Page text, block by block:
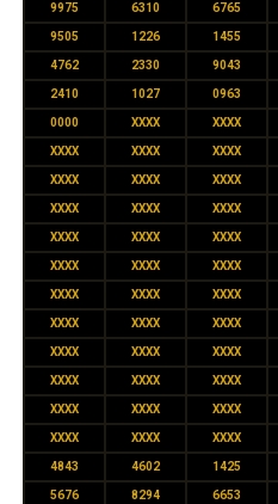
9975 6310 6765
9505 1226 1455
4762 2330 9043
2410 1027 0963
0000 XXXX XXXX
XXXX XXXX XXXX
XXXX XXXX XXXX
XXXX XXXX XXXX
XXXX XXXX XXXX
XXXX XXXX XXXX
XXXX XXXX XXXX
XXXX XXXX XXXX
XXXX XXXX XXXX
XXXX XXXX XXXX
XXXX XXXX XXXX
XXXX XXXX XXXX
4843 4602 1425
5676 8294 6653